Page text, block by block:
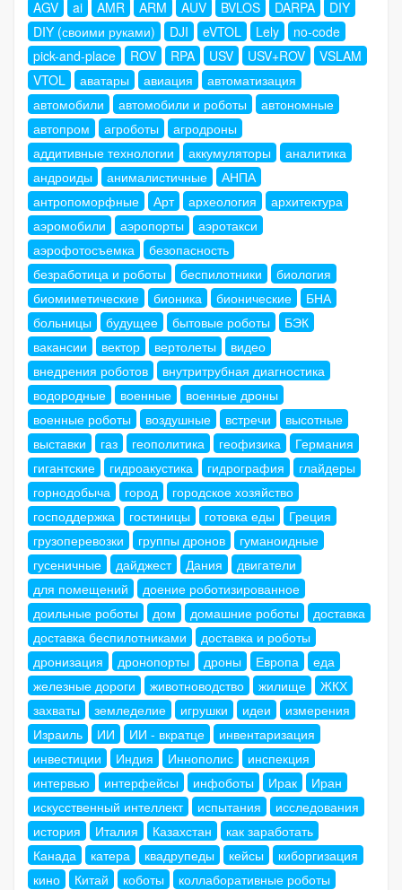
AGV ai AMR ARM AUV BVLOS DARPA
DIY
DIY (своими руками)
DJI eVTOL Lely
no-code
pick-and-place
ROV RPA USV USV+ROV
VSLAM
VTOL
аватары авиация
автоматизация
автомобили
автомобили и роботы
автономные
автопром
агроботы
агродроны
аддитивные технологии
аккумуляторы
аналитика
андроиды
анималистичные
АНПА
антропоморфные
Арт археология
архитектура
аэромобили
аэропорты
аэротакси
аэрофотосъемка
безопасность
безработица и роботы
беспилотники
биология
биомиметические
бионика бионические
БНА
больницы
будущее бытовые роботы
БЭК
вакансии
вектор вертолеты
видео
внедрения роботов
внутритрубная диагностика
водородные
военные
военные дроны
военные роботы
воздушные встречи
высотные
выставки
газ геополитика геофизика
Германия
гигантские
гидроакустика гидрография
глайдеры
горнодобыча
город
городское хозяйство
господдержка
гостиницы готовка еды
Греция
грузоперевозки
группы дронов
гуманоидные
гусеничные
дайджест Дания
двигатели
для помещений
доение роботизированное
доильные роботы
дом домашние роботы
доставка
доставка беспилотниками
доставка и роботы
дронизация
дронопорты дроны Европа
еда
железные дороги
животноводство жилище
ЖКХ
захваты
земледелие игрушки идеи
измерения
Израиль
ИИ ИИ - вкратце
инвентаризация
инвестиции
Индия Иннополис
инспекция
интервью
интерфейсы инфоботы Ирак
Иран
искусственный интеллект
испытания
исследования
история
Италия Казахстан
как заработать
Канада
катера квадрупеды кейсы
киборгизация
кино
Китай коботы
коллаборативные роботы